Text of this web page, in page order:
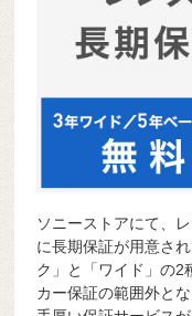
ソニーストアにて、
に長期保証が用意さ
ク」と「ワイド」の2
カー保証の範囲外と